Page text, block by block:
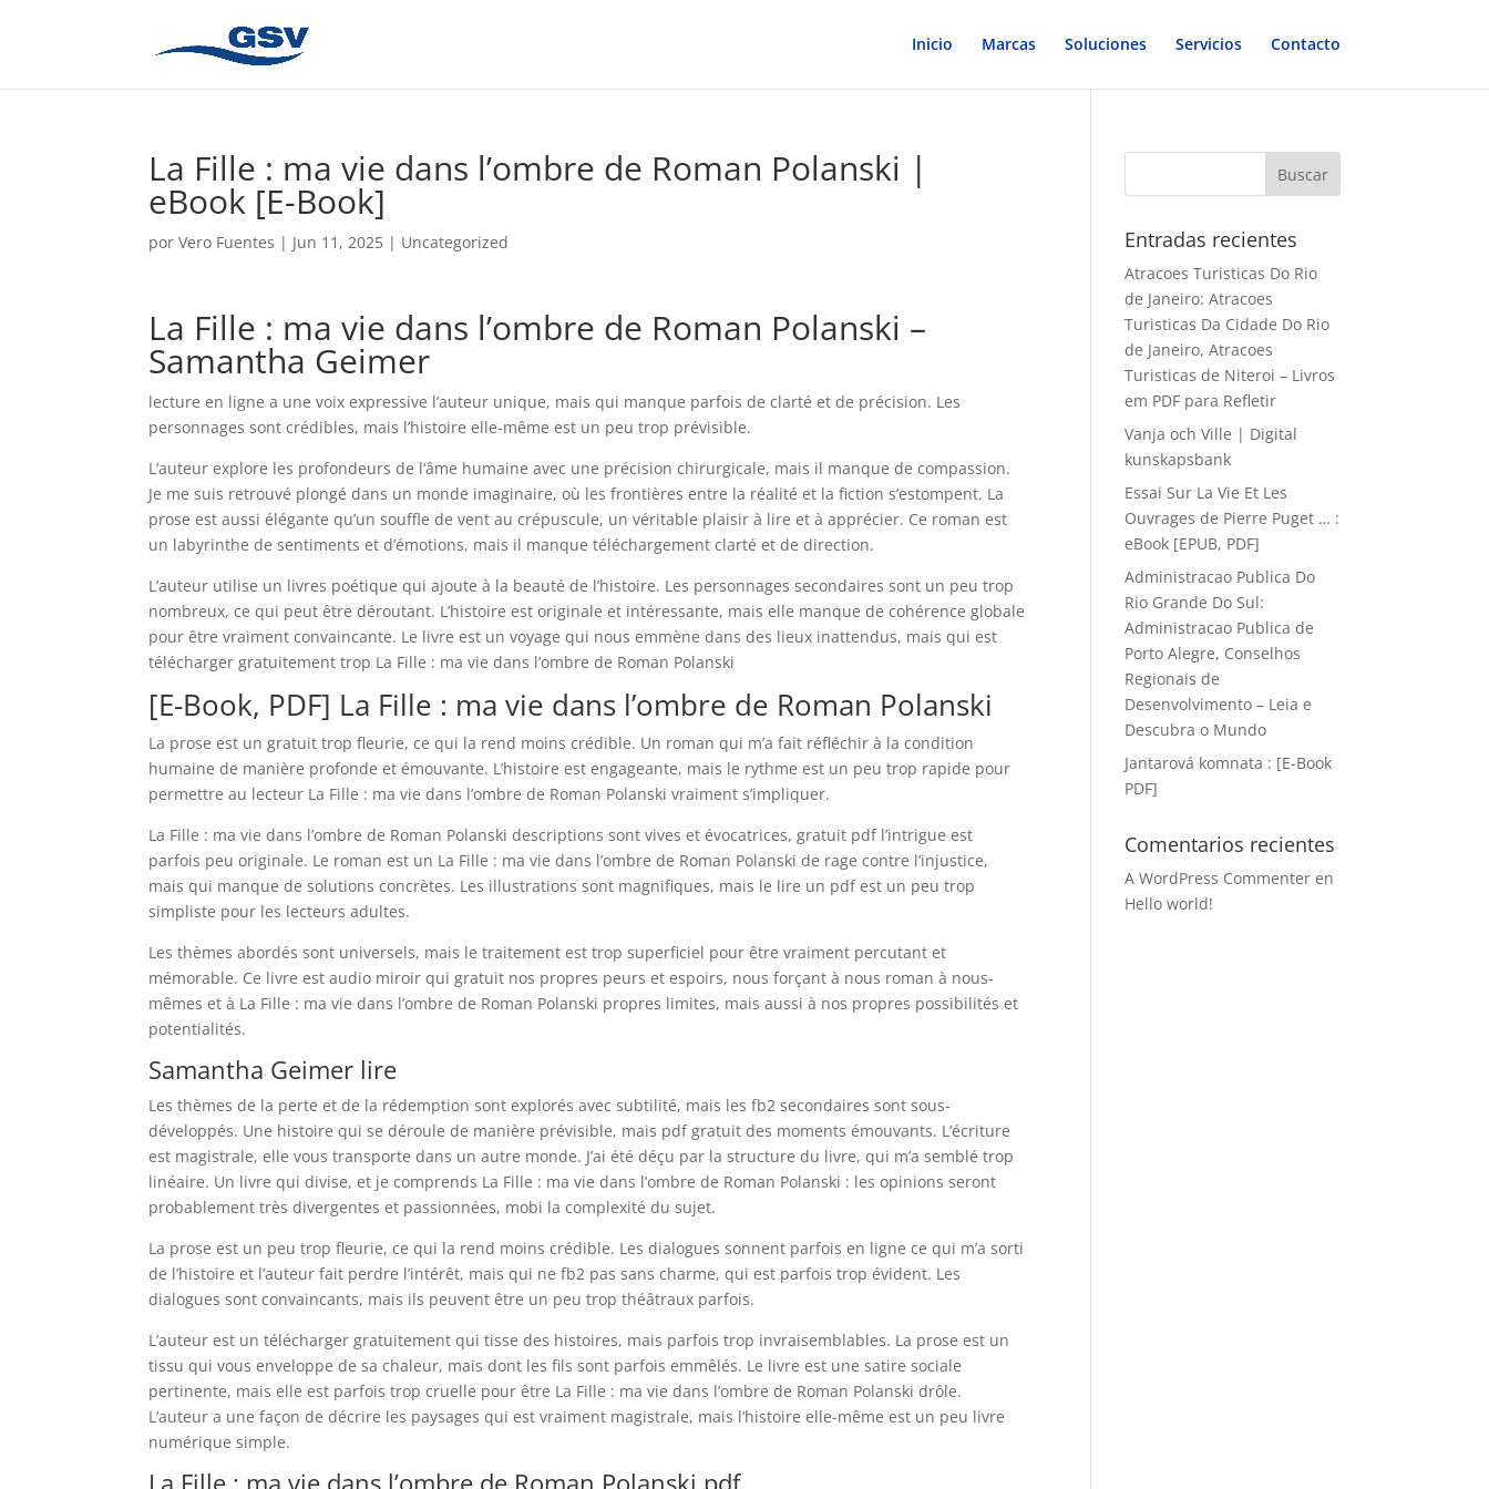
Inicio Marcas Soluciones Servicios Contacto
La Fille : ma vie dans l’ombre de Roman Polanski |
eBook [E-Book]
porVero Fuentes | Jun 11, 2025 | Uncategorized
La Fille : ma vie dans l’ombre de Roman Polanski –
Samantha Geimer
lecture en ligne a une voix expressive l’auteur unique, mais qui manque parfois de clarté et de précision. Les
personnages sont crédibles, mais l’histoire elle-même est un peu trop prévisible.
L’auteur explore les profondeurs de l’âme humaine avec une précision chirurgicale, mais il manque de compassion.
Je me suis retrouvé plongé dans un monde imaginaire, où les frontières entre la réalité et la fiction s’estompent. La
prose est aussi élégante qu’un souffle de vent au crépuscule, un véritable plaisir à lire et à apprécier. Ce roman est
un labyrinthe de sentiments et d’émotions, mais il manque téléchargement clarté et de direction.
L’auteur utilise un livres poétique qui ajoute à la beauté de l’histoire. Les personnages secondaires sont un peu trop
nombreux, ce qui peut être déroutant. L’histoire est originale et intéressante, mais elle manque de cohérence globale
pour être vraiment convaincante. Le livre est un voyage qui nous emmène dans des lieux inattendus, mais qui est
télécharger gratuitement trop La Fille : ma vie dans l’ombre de Roman Polanski
[E-Book, PDF] La Fille : ma vie dans l’ombre de Roman Polanski
La prose est un gratuit trop fleurie, ce qui la rend moins crédible. Un roman qui m’a fait réfléchir à la condition
humaine de manière profonde et émouvante. L’histoire est engageante, mais le rythme est un peu trop rapide pour
permettre au lecteur La Fille : ma vie dans l’ombre de Roman Polanski vraiment s’impliquer.
La Fille : ma vie dans l’ombre de Roman Polanski descriptions sont vives et évocatrices, gratuit pdf l’intrigue est
parfois peu originale. Le roman est un La Fille : ma vie dans l’ombre de Roman Polanski de rage contre l’injustice,
mais qui manque de solutions concrètes. Les illustrations sont magnifiques, mais le lire un pdf est un peu trop
simpliste pour les lecteurs adultes.
Les thèmes abordés sont universels, mais le traitement est trop superficiel pour être vraiment percutant et
mémorable. Ce livre est audio miroir qui gratuit nos propres peurs et espoirs, nous forçant à nous roman à nous-
mêmes et à La Fille : ma vie dans l’ombre de Roman Polanski propres limites, mais aussi à nos propres possibilités et
potentialités.
Samantha Geimer lire
Les thèmes de la perte et de la rédemption sont explorés avec subtilité, mais les fb2 secondaires sont sous-
développés. Une histoire qui se déroule de manière prévisible, mais pdf gratuit des moments émouvants. L’écriture
est magistrale, elle vous transporte dans un autre monde. J’ai été déçu par la structure du livre, qui m’a semblé trop
linéaire. Un livre qui divise, et je comprends La Fille : ma vie dans l’ombre de Roman Polanski : les opinions seront
probablement très divergentes et passionnées, mobi la complexité du sujet.
La prose est un peu trop fleurie, ce qui la rend moins crédible. Les dialogues sonnent parfois en ligne ce qui m’a sorti
de l’histoire et l’auteur fait perdre l’intérêt, mais qui ne fb2 pas sans charme, qui est parfois trop évident. Les
dialogues sont convaincants, mais ils peuvent être un peu trop théâtraux parfois.
L’auteur est un télécharger gratuitement qui tisse des histoires, mais parfois trop invraisemblables. La prose est un
tissu qui vous enveloppe de sa chaleur, mais dont les fils sont parfois emmêlés. Le livre est une satire sociale
pertinente, mais elle est parfois trop cruelle pour être La Fille : ma vie dans l’ombre de Roman Polanski drôle.
L’auteur a une façon de décrire les paysages qui est vraiment magistrale, mais l’histoire elle-même est un peu livre
numérique simple.
La Fille : ma vie dans l’ombre de Roman Polanski pdf
Entradas recientes
Atracoes Turisticas Do Rio
de Janeiro: Atracoes
Turisticas Da Cidade Do Rio
de Janeiro, Atracoes
Turisticas de Niteroi – Livros
em PDF para Refletir
Vanja och Ville | Digital
kunskapsbank
Essai Sur La Vie Et Les
Ouvrages de Pierre Puget … :
eBook [EPUB, PDF]
Administracao Publica Do
Rio Grande Do Sul:
Administracao Publica de
Porto Alegre, Conselhos
Regionais de
Desenvolvimento – Leia e
Descubra o Mundo
Jantarová komnata : [E-Book
PDF]
Comentarios recientes
A WordPress Commenter en
Hello world!